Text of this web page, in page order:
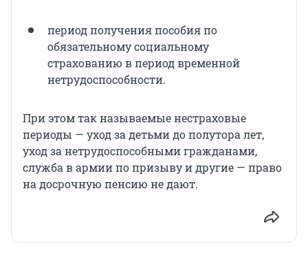
период получения пособия по
обязательному социальному
страхованию в период временной
нетрудоспособности.
При этом так называемые нестраховые
периоды — уход за детьми до полутора лет,
уход за нетрудоспособными гражданами,
служба в армии по призыву и другие — право
на досрочную пенсию не дают.